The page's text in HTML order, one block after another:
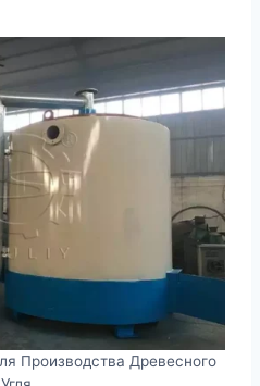
Производства Древесного